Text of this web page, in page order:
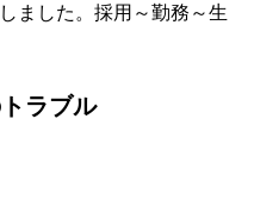
ました。採用～勤務～生
ラブル